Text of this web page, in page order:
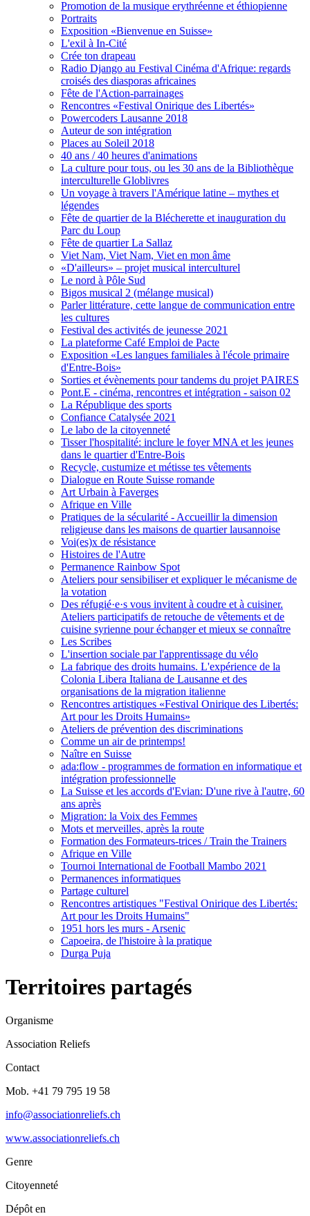
Promotion de la musique erythréenne et éthiopienne
Portraits
Exposition «Bienvenue en Suisse»
L'exil à In-Cité
Crée ton drapeau
Radio Django au Festival Cinéma d'Afrique: regards
croisés des diasporas africaines
Fête de l'Action-parrainages
Rencontres «Festival Onirique des Libertés»
Powercoders Lausanne 2018
Auteur de son intégration
Places au Soleil 2018
40 ans / 40 heures d'animations
La culture pour tous, ou les 30 ans de la Bibliothèque
interculturelle Globlivres
Un voyage à travers l'Amérique latine – mythes et
légendes
Fête de quartier de la Blécherette et inauguration du
Parc du Loup
Fête de quartier La Sallaz
Viet Nam, Viet Nam, Viet en mon âme
«D'ailleurs» – projet musical interculturel
Le nord à Pôle Sud
Bigos musical 2 (mélange musical)
Parler littérature, cette langue de communication entre
les cultures
Festival des activités de jeunesse 2021
La plateforme Café Emploi de Pacte
Exposition «Les langues familiales à l'école primaire
d'Entre-Bois»
Sorties et évènements pour tandems du projet PAIRES
Pont.E - cinéma, rencontres et intégration - saison 02
La République des sports
Confiance Catalysée 2021
Le labo de la citoyenneté
Tisser l'hospitalité: inclure le foyer MNA et les jeunes
dans le quartier d'Entre-Bois
Recycle, custumize et métisse tes vêtements
Dialogue en Route Suisse romande
Art Urbain à Faverges
Afrique en Ville
Pratiques de la sécularité - Accueillir la dimension
religieuse dans les maisons de quartier lausannoise
Voi(es)x de résistance
Histoires de l'Autre
Permanence Rainbow Spot
Ateliers pour sensibiliser et expliquer le mécanisme de
la votation
Des réfugié·e·s vous invitent à coudre et à cuisiner.
Ateliers participatifs de retouche de vêtements et de
cuisine syrienne pour échanger et mieux se connaître
Les Scribes
L'insertion sociale par l'apprentissage du vélo
La fabrique des droits humains. L'expérience de la
Colonia Libera Italiana de Lausanne et des
organisations de la migration italienne
Rencontres artistiques «Festival Onirique des Libertés:
Art pour les Droits Humains»
Ateliers de prévention des discriminations
Comme un air de printemps!
Naître en Suisse
ada:flow - programmes de formation en informatique et
intégration professionnelle
La Suisse et les accords d'Evian: D'une rive à l'autre, 60
ans après
Migration: la Voix des Femmes
Mots et merveilles, après la route
Formation des Formateurs-trices / Train the Trainers
Afrique en Ville
Tournoi International de Football Mambo 2021
Permanences informatiques
Partage culturel
Rencontres artistiques "Festival Onirique des Libertés:
Art pour les Droits Humains"
1951 hors les murs - Arsenic
Capoeira, de l'histoire à la pratique
Durga Puja
Territoires partagés
Organisme
Association Reliefs
Contact
Mob. +41 79 795 19 58
info@associationreliefs.ch
www.associationreliefs.ch
Genre
Citoyenneté
Dépôt en